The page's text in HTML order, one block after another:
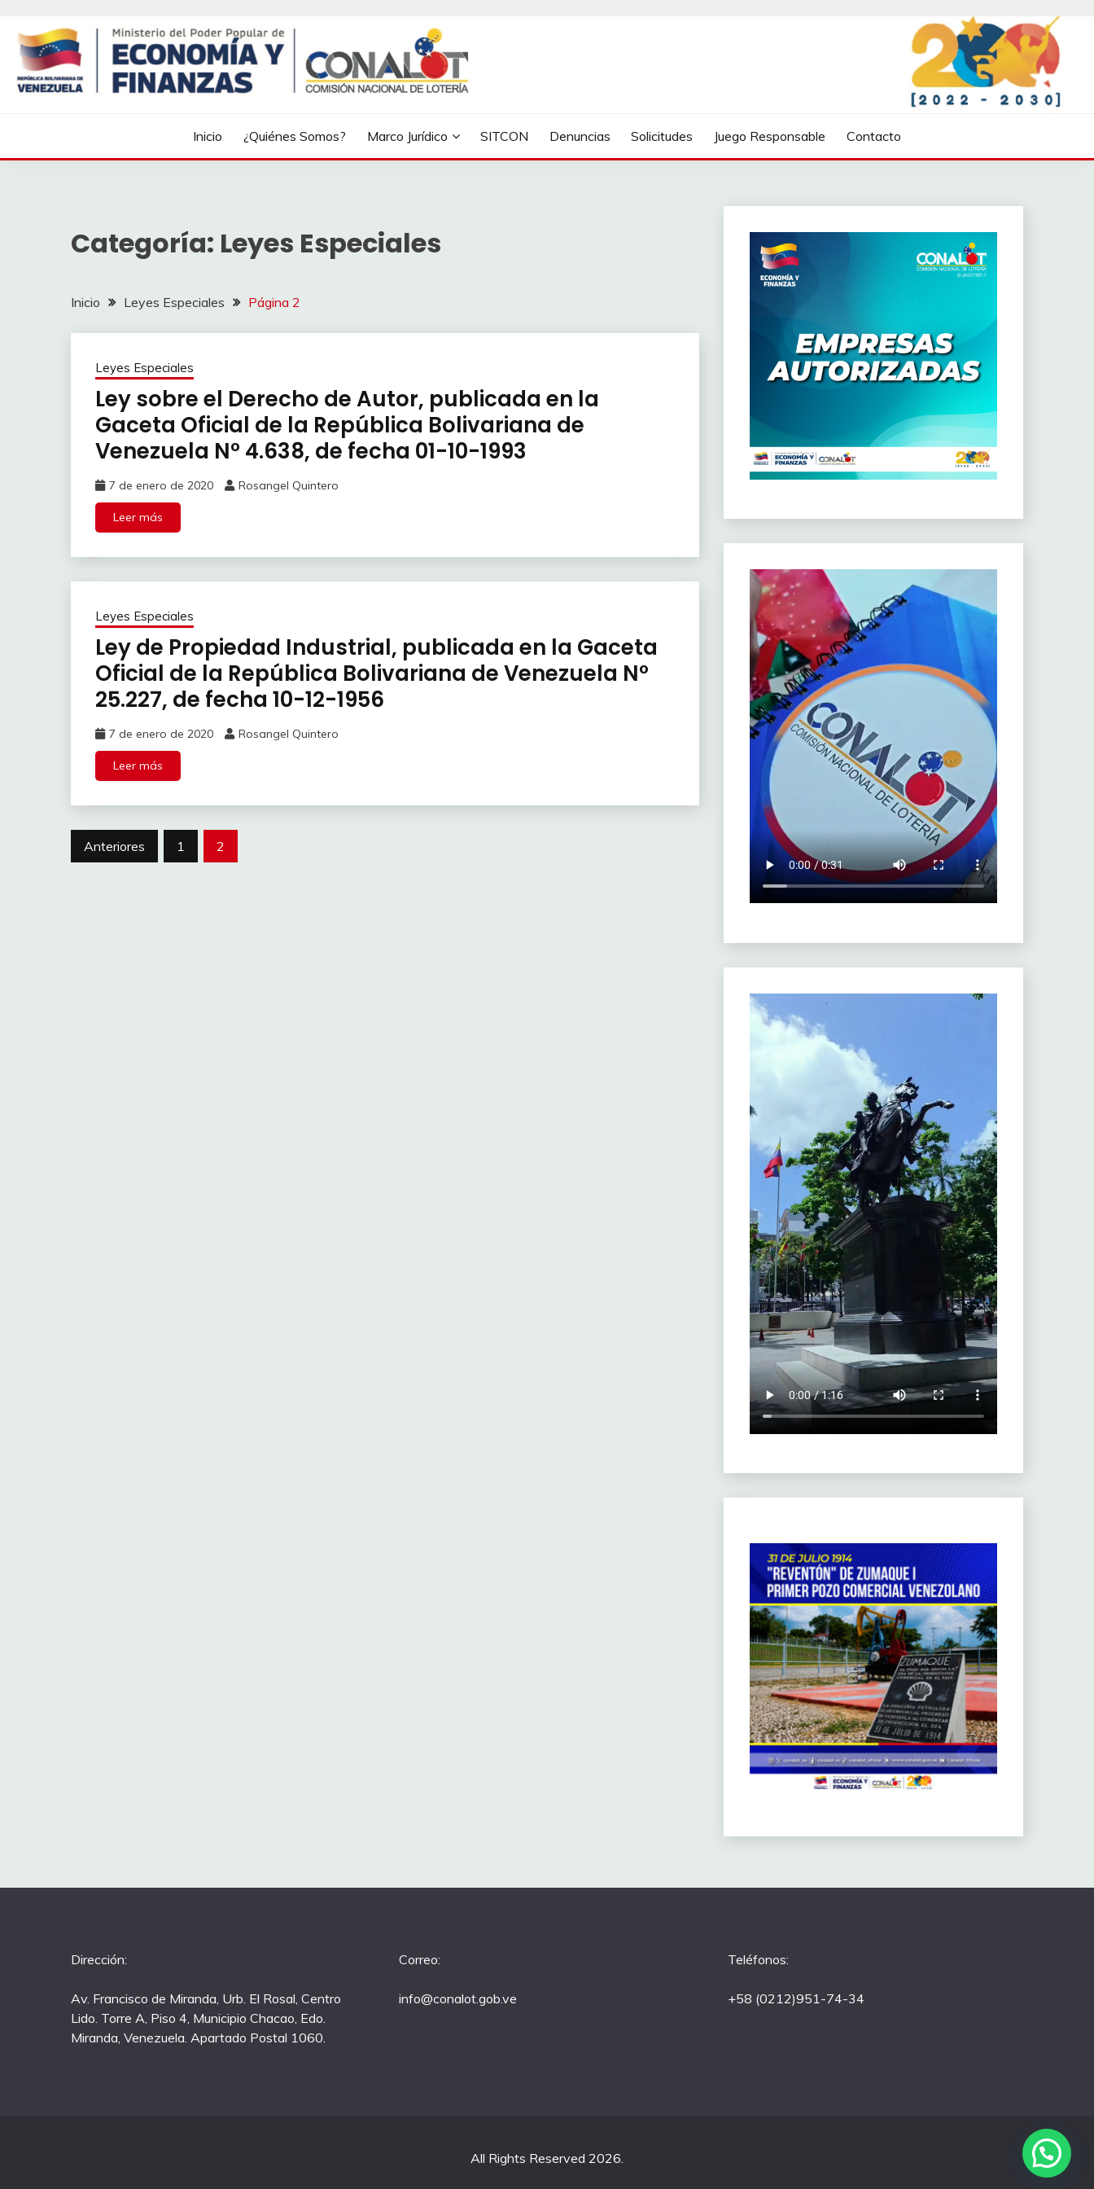
Inicio ¿Quiénes Somos? Marco Jurídico SITCON Denuncias Solicitudes Juego Responsable Contacto
Categoría: Leyes Especiales
Inicio Leyes Especiales Página 2
Leyes Especiales
Ley sobre el Derecho de Autor, publicada en la
Gaceta Oficial de la República Bolivariana de
Venezuela N° 4.638, de fecha 01-10-1993
7 de enero de 2020 Rosangel Quintero
Leer más
Leyes Especiales
Ley de Propiedad Industrial, publicada en la Gaceta
Oficial de la República Bolivariana de Venezuela N°
25.227, de fecha 10-12-1956
7 de enero de 2020 Rosangel Quintero
Leer más
Anteriores 1 2
Dirección:
Av. Francisco de Miranda, Urb. El Rosal, Centro
Lido. Torre A, Piso 4, Municipio Chacao, Edo.
Miranda, Venezuela. Apartado Postal 1060.
Correo:
info@conalot.gob.ve
Teléfonos:
+58 (0212)951-74-34
All Rights Reserved 2026.